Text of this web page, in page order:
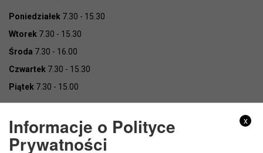
Poniedziałek 7.30 - 15.30
Wtorek 7.30 - 15.30
Środa 7.30 - 16.00
Czwartek 7.30 - 15.30
Piątek 7.30 - 15.00
x
Informacje o Polityce
Prywatności